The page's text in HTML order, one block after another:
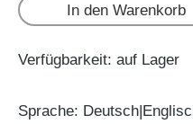
In den Warenkorb
Verfügbarkeit: auf Lager
Sprache: